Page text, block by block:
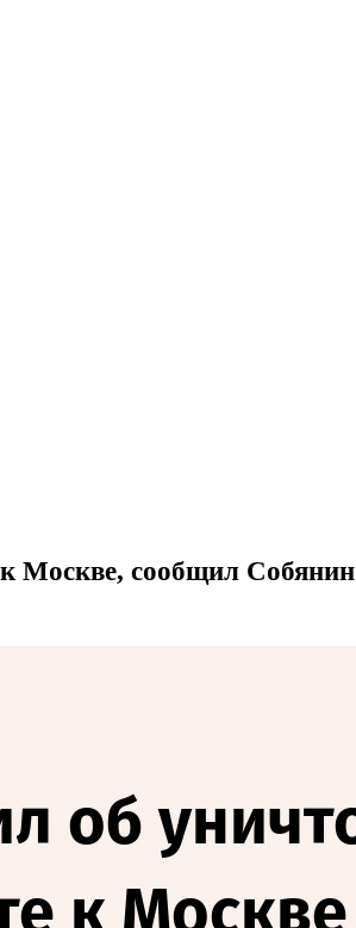
Москве, сообщил Собянин